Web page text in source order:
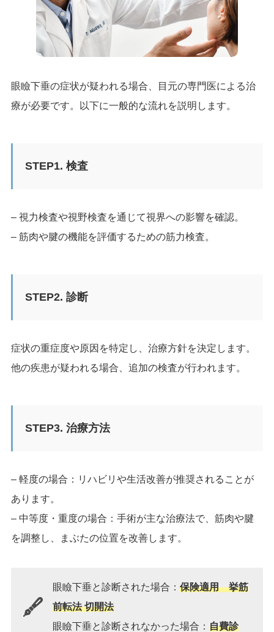
眼瞼下垂の症状が疑われる場合、目元の専門医による治
療が必要です。以下に一般的な流れを説明します。
STEP1. 検査
– 視力検査や視野検査を通じて視界への影響を確認。
– 筋肉や腱の機能を評価するための筋力検査。
STEP2. 診断
症状の重症度や原因を特定し、治療方針を決定します。
他の疾患が疑われる場合、追加の検査が行われます。
STEP3. 治療方法
– 軽度の場合：リハビリや生活改善が推奨されることが
あります。
– 中等度・重度の場合：手術が主な治療法で、筋肉や腱
を調整し、まぶたの位置を改善します。
眼瞼下垂と診断された場合： 保険適用 挙筋
前転法 切開法
眼瞼下垂と診断されなかった場合： 自費診